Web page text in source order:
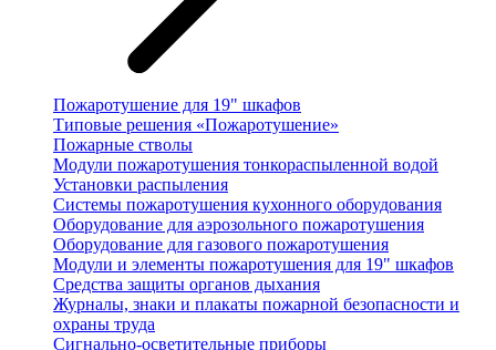
Пожаротушение для 19" шкафов
Типовые решения «Пожаротушение»
Пожарные стволы
Модули пожаротушения тонкораспыленной водой
Установки распыления
Системы пожаротушения кухонного оборудования
Оборудование для аэрозольного пожаротушения
Оборудование для газового пожаротушения
Модули и элементы пожаротушения для 19" шкафов
Средства защиты органов дыхания
Журналы, знаки и плакаты пожарной безопасности и
охраны труда
Сигнально-осветительные приборы